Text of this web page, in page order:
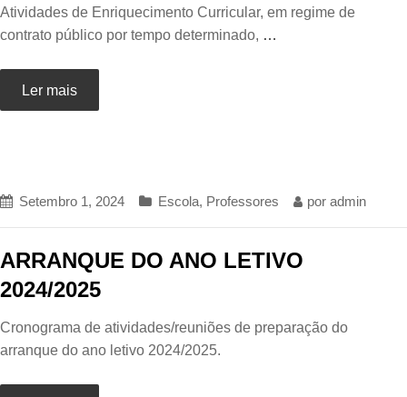
Atividades de Enriquecimento Curricular, em regime de
contrato público por tempo determinado, …
Ler mais
Setembro 1, 2024 Escola, Professores por admin
ARRANQUE DO ANO LETIVO
2024/2025
Cronograma de atividades/reuniões de preparação do
arranque do ano letivo 2024/2025.